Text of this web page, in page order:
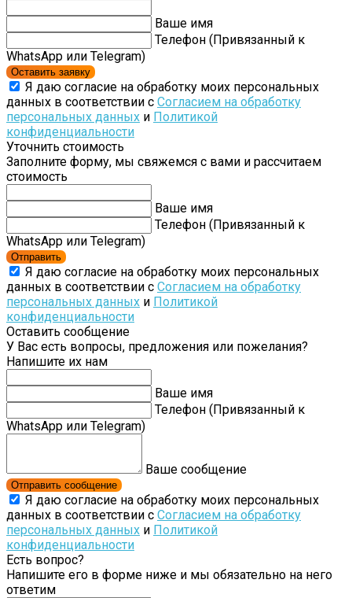
Ваше имя
Телефон (Привязанный к
WhatsApp или Telegram)
Оставить заявку
Я даю согласие на обработку моих персональных
данных в соответствии с Согласием на обработку
персональных данных и Политикой
конфиденциальности
Уточнить стоимость
Заполните форму, мы свяжемся с вами и рассчитаем
стоимость
Ваше имя
Телефон (Привязанный к
WhatsApp или Telegram)
Отправить
Я даю согласие на обработку моих персональных
данных в соответствии с Согласием на обработку
персональных данных и Политикой
конфиденциальности
Оставить сообщение
У Вас есть вопросы, предложения или пожелания?
Напишите их нам
Ваше имя
Телефон (Привязанный к
WhatsApp или Telegram)
Ваше сообщение
Отправить сообщение
Я даю согласие на обработку моих персональных
данных в соответствии с Согласием на обработку
персональных данных и Политикой
конфиденциальности
Есть вопрос?
Напишите его в форме ниже и мы обязательно на него
ответим